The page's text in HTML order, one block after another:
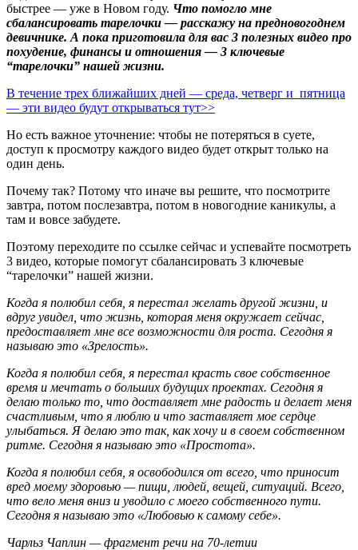
быстрее — уже в Новом году. Что помогло мне
сбалансировать тарелочки — расскажу на предновогоднем
девичнике. А пока приготовила для вас 3 полезных видео про
похудение, финансы и отношения — 3 ключевые
“тарелочки” нашей жизни.
В течение трех ближайших дней — среда, четверг и пятница
— эти видео будут открываться тут>>
Но есть важное уточнение: чтобы не потеряться в суете,
доступ к просмотру каждого видео будет открыт только на
один день.
Почему так? Потому что иначе вы решите, что посмотрите
завтра, потом послезавтра, потом в новогодние каникулы, а
там и вовсе забудете.
Поэтому переходите по ссылке сейчас и успевайте посмотреть
3 видео, которые помогут сбалансировать 3 ключевые
“тарелочки” нашей жизни.
Когда я полюбил себя, я перестал желать другой жизни, и
вдруг увидел, что жизнь, которая меня окружает сейчас,
предоставляет мне все возможности для роста. Сегодня я
называю это «Зрелость».
Когда я полюбил себя, я перестал красть свое собственное
время и мечтать о больших будущих проектах. Сегодня я
делаю только то, что доставляет мне радость и делает меня
счастливым, что я люблю и что заставляет мое сердце
улыбаться. Я делаю это так, как хочу и в своем собственном
ритме. Сегодня я называю это «Простота».
Когда я полюбил себя, я освободился от всего, что приносит
вред моему здоровью — пищи, людей, вещей, ситуаций. Всего,
что вело меня вниз и уводило с моего собственного пути.
Сегодня я называю это «Любовью к самому себе».
Чарльз Чаплин — фрагмент речи на 70-летии